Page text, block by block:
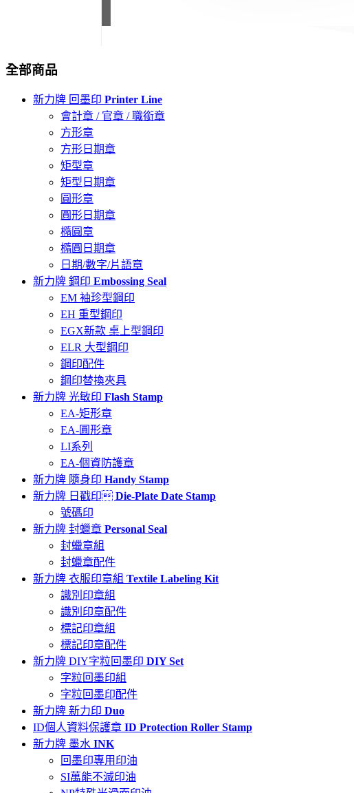
全部商品
新力牌 回墨印 Printer Line
會計章 / 官章 / 職銜章
方形章
方形日期章
矩型章
矩型日期章
圓形章
圓形日期章
橢圓章
橢圓日期章
日期/數字/片語章
新力牌 鋼印 Embossing Seal
EM 袖珍型鋼印
EH 重型鋼印
EGX新款 桌上型鋼印
ELR 大型鋼印
鋼印配件
鋼印替換夾具
新力牌 光敏印 Flash Stamp
EA-矩形章
EA-圓形章
LI系列
EA-個資防護章
新力牌 隨身印 Handy Stamp
新力牌 日戳印 Die-Plate Date Stamp
號碼印
新力牌 封蠟章 Personal Seal
封蠟章組
封蠟章配件
新力牌 衣服印章組 Textile Labeling Kit
識別印章組
識別印章配件
標記印章組
標記印章配件
新力牌 DIY字粒回墨印 DIY Set
字粒回墨印組
字粒回墨印配件
新力牌 新力印 Duo
ID個人資料保護章 ID Protection Roller Stamp
新力牌 墨水 INK
回墨印專用印油
SI萬能不滅印油